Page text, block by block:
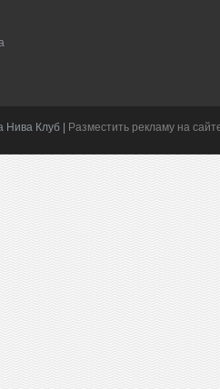
Клуб | Разместить рекламу на